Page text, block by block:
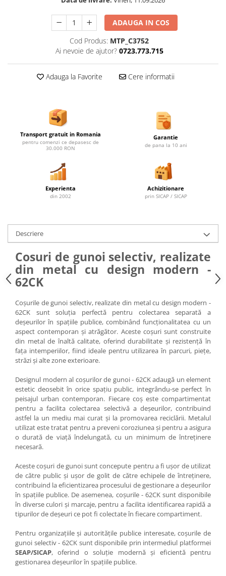
Ghivece de exterior
Ghivece din beton
Stalpi stradali
Stalpi camere video
Cismea stradala / gradina
Magazie pubele / tomberoane
Mobilier urban DIZABILITATI
ADAUGA IN COS
Cod Produs: MTP_C3752
Ai nevoie de ajutor? 0723.773.715
Adauga la Favorite Cere informatii
Transport gratuit in Romania
pentru comenzi ce depasesc de
30.000 RON
Garantie
de pana la 10 ani
Experienta
din 2002
Achizitionare
prin SICAP / SICAP
Descriere
Cosuri de gunoi selectiv, realizate
din metal cu design modern -
62CK
Coșurile de gunoi selectiv, realizate din metal cu design modern -
62CK sunt soluția perfectă pentru colectarea separată a
deșeurilor în spațiile publice, combinând funcționalitatea cu un
aspect contemporan și atrăgător. Aceste coșuri sunt construite
din metal de înaltă calitate, oferind durabilitate și rezistență în
fața intemperiilor, fiind ideale pentru utilizarea în parcuri, piețe,
străzi și alte zone exterioare.
Designul modern al coșurilor de gunoi - 62CK adaugă un element
estetic deosebit în orice spațiu public, integrându-se perfect în
peisajul urban contemporan. Fiecare coș este compartimentat
pentru a facilita colectarea selectivă a deșeurilor, contribuind
astfel la un mediu mai curat și la promovarea reciclării. Metalul
utilizat este tratat pentru a preveni coroziunea și pentru a asigura
o durată de viață îndelungată, cu un minimum de întreținere
necesară.
Aceste coșuri de gunoi sunt concepute pentru a fi ușor de utilizat
de către public și ușor de golit de către echipele de întreținere,
contribuind la eficientizarea procesului de gestionare a deșeurilor
în spațiile publice. De asemenea, coșurile - 62CK sunt disponibile
în diverse culori și marcaje, pentru a facilita identificarea rapidă a
tipurilor de deșeuri ce pot fi colectate în fiecare compartiment.
Pentru organizațiile și autoritățile publice interesate, coșurile de
gunoi selectiv - 62CK sunt disponibile prin intermediul platformei
SEAP/SICAP, oferind o soluție modernă și eficientă pentru
gestionarea deșeurilor în spațiile publice.